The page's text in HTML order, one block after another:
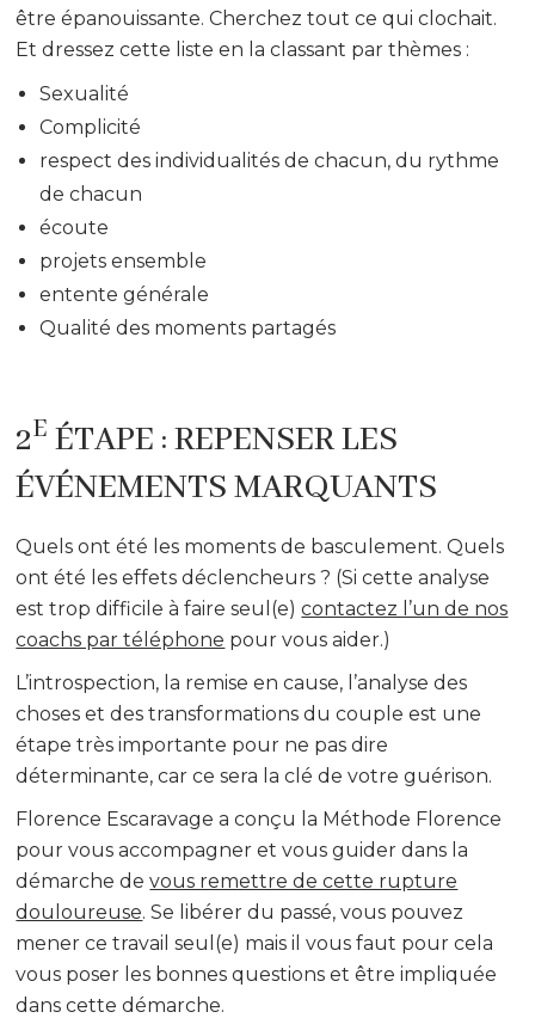
être épanouissante. Cherchez tout ce qui clochait.
Et dressez cette liste en la classant par thèmes :
Sexualité
Complicité
respect des individualités de chacun, du rythme
de chacun
écoute
projets ensemble
entente générale
Qualité des moments partagés
2E ÉTAPE : REPENSER LES
ÉVÉNEMENTS MARQUANTS
Quels ont été les moments de basculement. Quels
ont été les effets déclencheurs ? (Si cette analyse
est trop difficile à faire seul(e)contactez l’un de nos
coachs par téléphone pour vous aider.)
L’introspection, la remise en cause, l’analyse des
choses et des transformations du couple est une
étape très importante pour ne pas dire
déterminante, car ce sera la clé de votre guérison.
Florence Escaravage a conçu la Méthode Florence
pour vous accompagner et vous guider dans la
démarche devous remettre de cette rupture
douloureuse. Se libérer du passé, vous pouvez
mener ce travail seul(e) mais il vous faut pour cela
vous poser les bonnes questions et être impliquée
dans cette démarche.